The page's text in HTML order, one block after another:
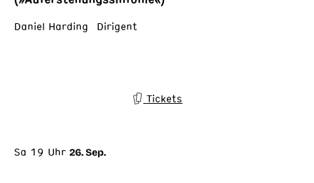
Daniel Harding Dirigent
Tickets
Sa 19 Uhr 26. Sep.